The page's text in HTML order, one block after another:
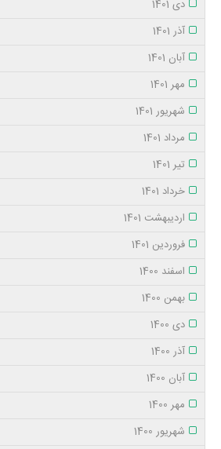
دی 1401
آذر 1401
آبان 1401
مهر 1401
شهریور 1401
مرداد 1401
تیر 1401
خرداد 1401
اردیبهشت 1401
فروردین 1401
اسفند 1400
بهمن 1400
دی 1400
آذر 1400
آبان 1400
مهر 1400
شهریور 1400